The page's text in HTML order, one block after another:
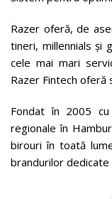
Razer oferă, de
tineri, millennials și
cele mai mari
Razer Fintech
Fondat în 2005
regionale în
birouri în toată
brandurilor dedicate